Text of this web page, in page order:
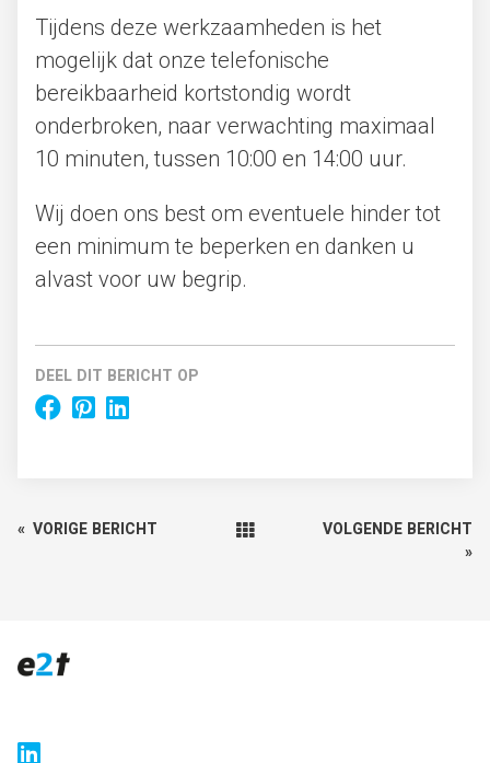
Tijdens deze werkzaamheden is het
mogelijk dat onze telefonische
bereikbaarheid kortstondig wordt
onderbroken, naar verwachting maximaal
10 minuten, tussen 10:00 en 14:00 uur.
Wij doen ons best om eventuele hinder tot
een minimum te beperken en danken u
alvast voor uw begrip.
DEEL DIT BERICHT OP
« VORIGE BERICHT
VOLGENDE BERICHT
»